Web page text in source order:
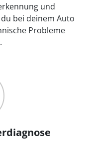
und
bei deinem Auto
Probleme